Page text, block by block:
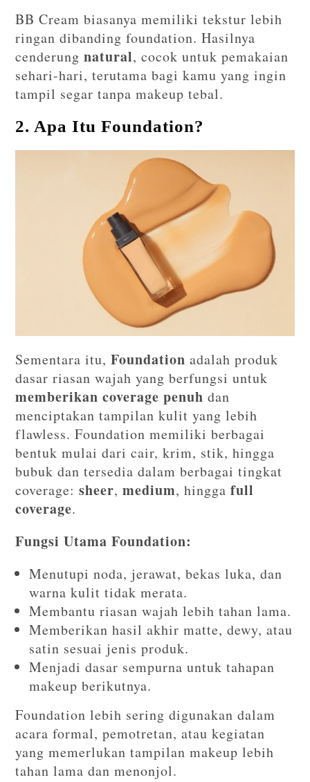
BB Cream biasanya memiliki tekstur lebih
ringan dibanding foundation. Hasilnya
cenderungnatural, cocok untuk pemakaian
sehari-hari, terutama bagi kamu yang ingin
tampil segar tanpa makeup tebal.
2. Apa Itu Foundation?
Sementara itu,Foundation adalah produk
dasar riasan wajah yang berfungsi untuk
memberikan coverage penuh dan
menciptakan tampilan kulit yang lebih
flawless. Foundation memiliki berbagai
bentuk mulai dari cair, krim, stik, hingga
bubuk dan tersedia dalam berbagai tingkat
coverage:sheer,medium, hinggafull
coverage.
Fungsi Utama Foundation:
Menutupi noda, jerawat, bekas luka, dan
warna kulit tidak merata.
Membantu riasan wajah lebih tahan lama.
Memberikan hasil akhir matte, dewy, atau
satin sesuai jenis produk.
Menjadi dasar sempurna untuk tahapan
makeup berikutnya.
Foundation lebih sering digunakan dalam
acara formal, pemotretan, atau kegiatan
yang memerlukan tampilan makeup lebih
tahan lama dan menonjol.